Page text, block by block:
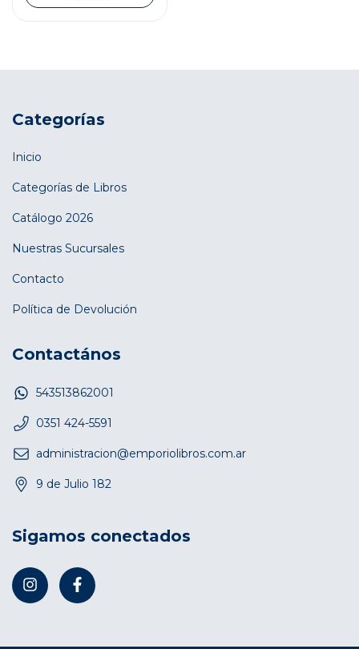
Categorías
Inicio
Categorías de Libros
Catálogo 2026
Nuestras Sucursales
Contacto
Política de Devolución
Contactános
543513862001
0351 424-5591
administracion@emporiolibros.com.ar
9 de Julio 182
Sigamos conectados